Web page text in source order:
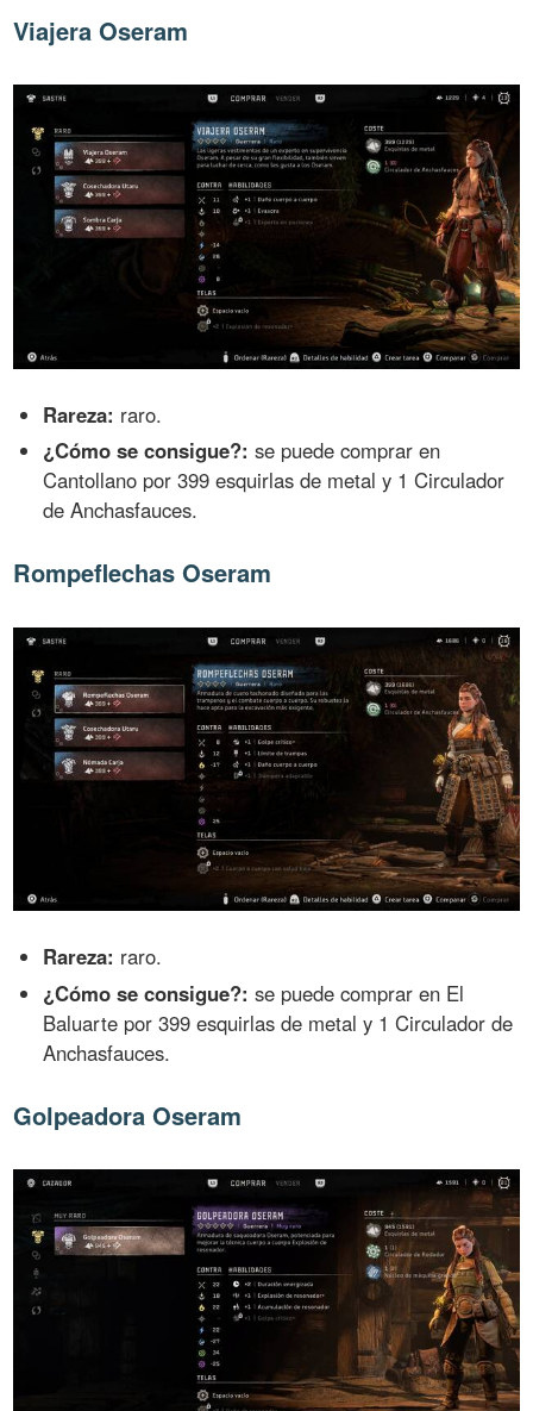
Viajera Oseram
Rareza: raro.
¿Cómo se consigue?: se puede comprar en
Cantollano por 399 esquirlas de metal y 1 Circulador
de Anchasfauces.
Rompeflechas Oseram
Rareza: raro.
¿Cómo se consigue?: se puede comprar en El
Baluarte por 399 esquirlas de metal y 1 Circulador de
Anchasfauces.
Golpeadora Oseram